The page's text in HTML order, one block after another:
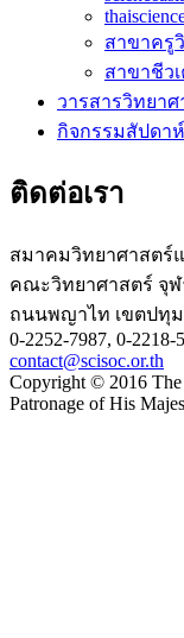
สาขาครู
สาขาชีว
วารสารวิทยาศ
กิจกรรมสัปดา
ติดต่อเรา
สมาคมวิทยาศาสตร์
คณะวิทยาศาสตร์ จุ
ถนนพญาไท เขตปทุม
0-2252-7987, 0-2218-
contact@scisoc.or.th
Copyright © 2016 The
Patronage of His